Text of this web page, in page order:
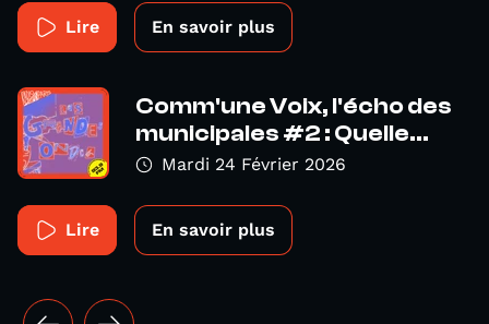
Lire En savoir plus
Comm'une Voix, l'écho des
municipales #2 : Quelle...
Mardi 24 Février 2026
Lire En savoir plus